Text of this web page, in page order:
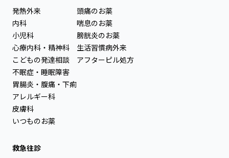
発熱外来
内科
小児科
心療内科・精神科
こどもの発達相談
不眠症・睡眠障害
胃腸炎・腹痛・下痢
アレルギー科
皮膚科
いつものお薬
頭痛のお薬
喘息のお薬
膀胱炎のお薬
生活習慣病外来
アフターピル処方
救急往診